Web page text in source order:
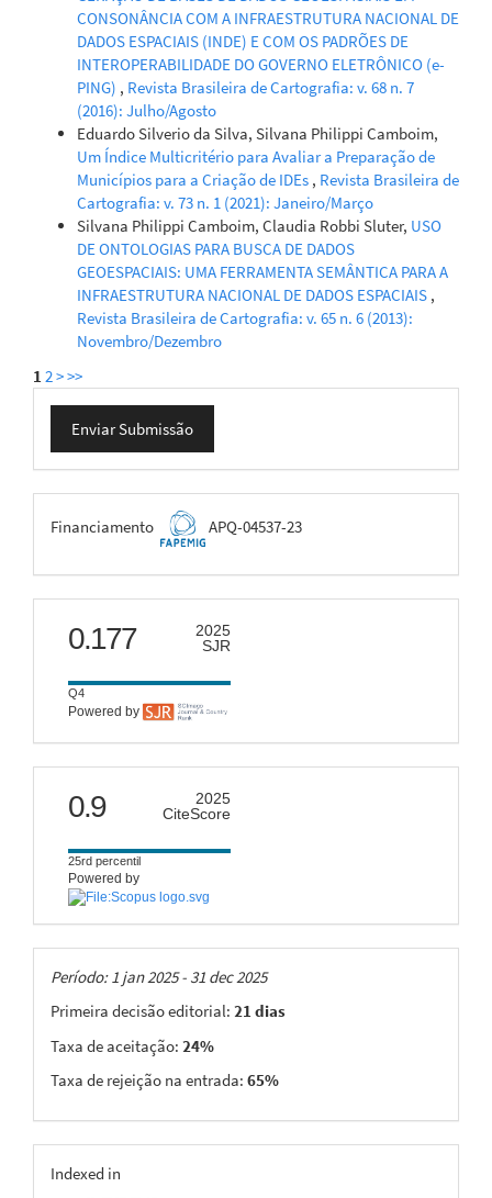
CONSONÂNCIA COM A INFRAESTRUTURA NACIONAL DE
DADOS ESPACIAIS (INDE) E COM OS PADRÕES DE
INTEROPERABILIDADE DO GOVERNO ELETRÔNICO (e-
PING) , Revista Brasileira de Cartografia: v. 68 n. 7
(2016): Julho/Agosto
Eduardo Silverio da Silva, Silvana Philippi Camboim,
Um Índice Multicritério para Avaliar a Preparação de
Municípios para a Criação de IDEs , Revista Brasileira de
Cartografia: v. 73 n. 1 (2021): Janeiro/Março
Silvana Philippi Camboim, Claudia Robbi Sluter, USO
DE ONTOLOGIAS PARA BUSCA DE DADOS
GEOESPACIAIS: UMA FERRAMENTA SEMÂNTICA PARA A
INFRAESTRUTURA NACIONAL DE DADOS ESPACIAIS ,
Revista Brasileira de Cartografia: v. 65 n. 6 (2013):
Novembro/Dezembro
1 2>>>
Enviar
Submissão
Enviar Submissão
FAPEMIG
Financiamento APQ-04537-23
scimago
0.177
2025
SJR
Q4
Powered by
citescore
0.9
2025
CiteScore
25rd percentil
Powered by
Taxas
Período: 1 jan 2025 - 31 dec 2025
Primeira decisão editorial: 21 dias
Taxa de aceitação: 24%
Taxa de rejeição na entrada: 65%
indexing
Indexed in